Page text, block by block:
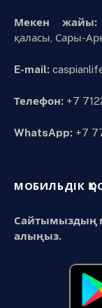
Мекен жайы:
қаласы, Сары-
E-mail:
Телефон: +7
WhatsApp: +7
МОБИЛЬДІК
Сайтымыздың
алыңыз.